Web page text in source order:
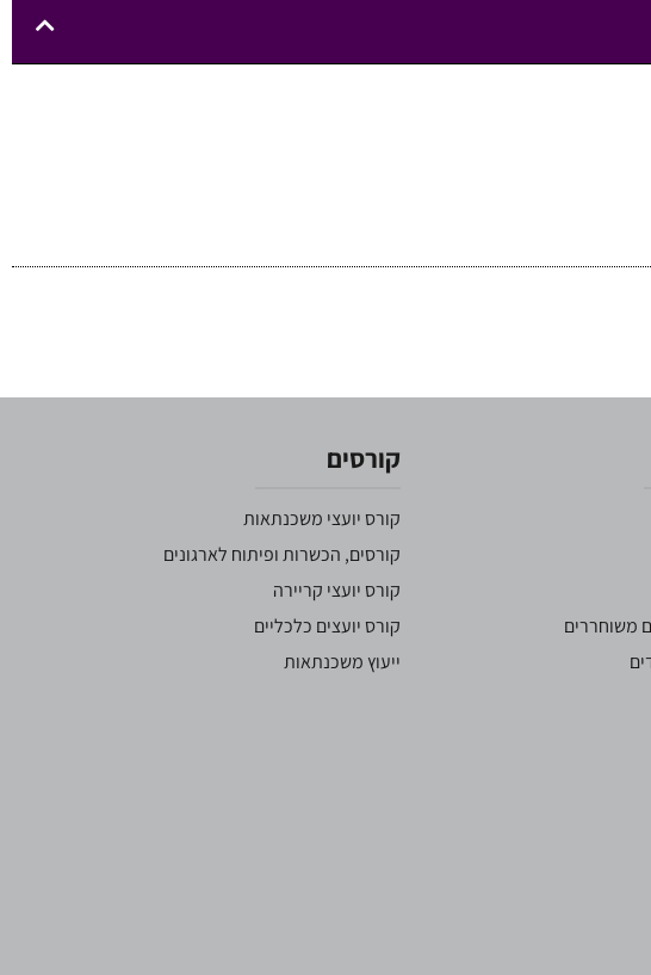
משוחררים
קורסים
קורס יועצי משכנתאות
קורסים, הכשרות ופיתוח לארגונים
קורס יועצי קריירה
קורס יועצים כלכליים
ייעוץ משכנתאות